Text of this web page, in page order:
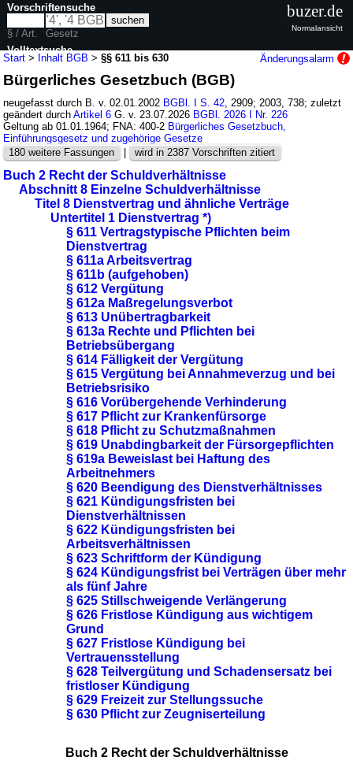
Start > Inhalt BGB >§§ 611 bis 630 Änderungsalarm
Bürgerliches Gesetzbuch (BGB)
neugefasst durch B. v. 02.01.2002 BGBl. I S. 42 , 2909; 2003, 738; zuletzt
geändert durchArtikel 6 G. v. 23.07.2026 BGBl. 2026 I Nr. 226
Geltung ab 01.01.1964; FNA: 400-2 Bürgerliches Gesetzbuch,
Einführungsgesetz und zugehörige Gesetze
180 weitere Fassungen
| wird in 2387 Vorschriften zitiert
Buch 2 Recht der Schuldverhältnisse
Abschnitt 8 Einzelne Schuldverhältnisse
Titel 8 Dienstvertrag und ähnliche Verträge
Untertitel 1 Dienstvertrag *)
§ 611 Vertragstypische Pflichten beim
Dienstvertrag
§ 611a Arbeitsvertrag
§ 611b (aufgehoben)
§ 612 Vergütung
§ 612a Maßregelungsverbot
§ 613 Unübertragbarkeit
§ 613a Rechte und Pflichten bei
Betriebsübergang
§ 614 Fälligkeit der Vergütung
§ 615 Vergütung bei Annahmeverzug und bei
Betriebsrisiko
§ 616 Vorübergehende Verhinderung
§ 617 Pflicht zur Krankenfürsorge
§ 618 Pflicht zu Schutzmaßnahmen
§ 619 Unabdingbarkeit der Fürsorgepflichten
§ 619a Beweislast bei Haftung des
Arbeitnehmers
§ 620 Beendigung des Dienstverhältnisses
§ 621 Kündigungsfristen bei
Dienstverhältnissen
§ 622 Kündigungsfristen bei
Arbeitsverhältnissen
§ 623 Schriftform der Kündigung
§ 624 Kündigungsfrist bei Verträgen über mehr
als fünf Jahre
§ 625 Stillschweigende Verlängerung
§ 626 Fristlose Kündigung aus wichtigem
Grund
§ 627 Fristlose Kündigung bei
Vertrauensstellung
§ 628 Teilvergütung und Schadensersatz bei
fristloser Kündigung
§ 629 Freizeit zur Stellungssuche
§ 630 Pflicht zur Zeugniserteilung
Buch 2 Recht der Schuldverhältnisse
Vorschriftensuche
§ / Art.
Gesetz
Volltextsuche
nur in BGB
buzer.de
Normalansicht